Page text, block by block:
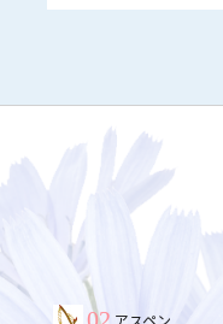
アスペン